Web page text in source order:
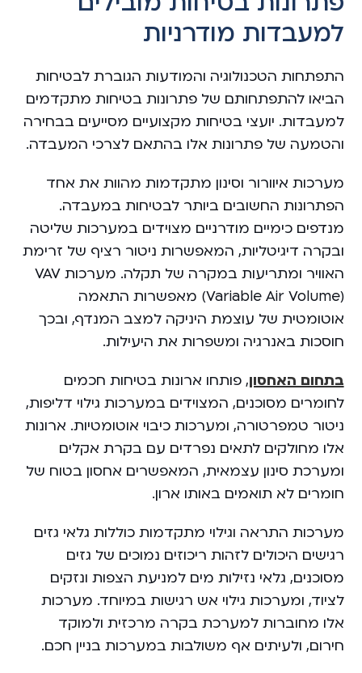
למעבדות מודרניות
התפתחות הטכנולוגיה והמודעות הגוברת לבטיחות
הביאו להתפתחותם של פתרונות בטיחות מתקדמים
למעבדות. יועצי בטיחות מקצועיים מסייעים בבחירה
והטמעה של פתרונות אלו בהתאם לצרכי המעבדה.
מערכות איוורור וסינון מתקדמות מהוות את אחד
הפתרונות החשובים ביותר לבטיחות במעבדה.
מנדפים כימיים מודרניים מצוידים במערכות שליטה
ובקרה דיגיטליות, המאפשרות ניטור רציף של זרימת
האוויר ומתריעות במקרה של תקלה. מערכות VAV
(Variable Air Volume) מאפשרות התאמה
אוטומטית של עוצמת היניקה למצב המנדף, ובכך
חוסכות באנרגיה ומשפרות את היעילות.
בתחום האחסון, פותחו ארונות בטיחות חכמים
לחומרים מסוכנים, המצוידים במערכות גילוי דליפות,
ניטור טמפרטורה, ומערכות כיבוי אוטומטיות. ארונות
אלו מחולקים לתאים נפרדים עם בקרת אקלים
ומערכת סינון עצמאית, המאפשרים אחסון בטוח של
חומרים לא תואמים באותו ארון.
מערכות התראה וגילוי מתקדמות כוללות גלאי גזים
רגישים היכולים לזהות ריכוזים נמוכים של גזים
מסוכנים, גלאי נזילות מים למניעת הצפות ונזקים
לציוד, ומערכות גילוי אש רגישות במיוחד. מערכות
אלו מחוברות למערכת בקרה מרכזית ולמוקד
חירום, ולעיתים אף משולבות במערכות בניין חכם.